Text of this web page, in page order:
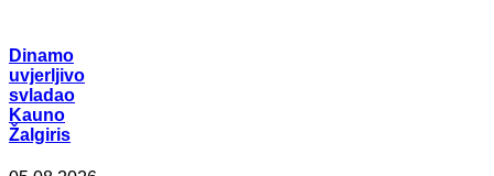
Dinamo
uvjerljivo
svladao
Kauno
Žalgiris